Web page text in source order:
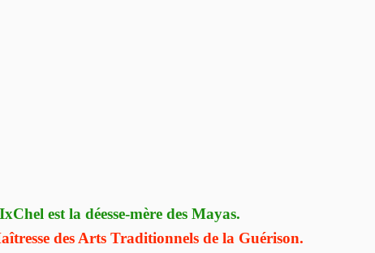
est la déesse-mère des Mayas.
des Arts Traditionnels de la Guérison.